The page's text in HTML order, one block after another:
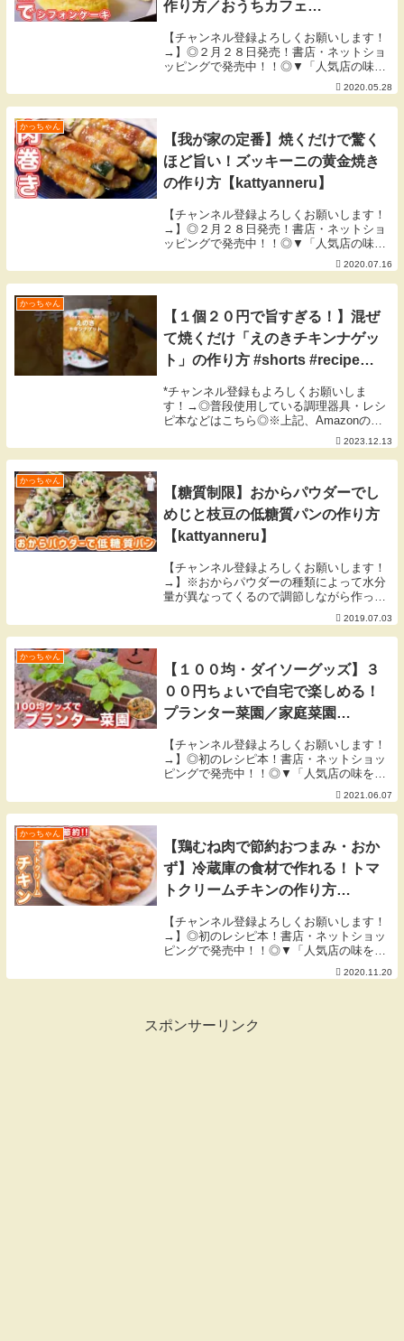
作り方／おうちカフェ
【チャンネル登録よろしくお願いします！
→】◎２月２８日発売！書店・ネットショ
ッピングで発売中！！◎▼「人気店の味を
おうちで！週末が楽しくなる再現ごはん」
▼【４月の目標】不必要な外出を避け、買
い占めをやめよう。 byかっちゃん▼今回
2020.05.28
かっちゃん
【我が家の定番】焼くだけで驚く
ほど旨い！ズッキーニの黄金焼き
の作り方【kattyanneru】
【チャンネル登録よろしくお願いします！
→】◎２月２８日発売！書店・ネットショ
ッピングで発売中！！◎▼「人気店の味を
おうちで！週末が楽しくなる再現ごはん」
▼【７月の目標】早寝早起き。夏バテ防
止。 byかっちゃん▼今回使用した材料
2020.07.16
かっちゃん
【１個２０円で旨すぎる！】混ぜ
て焼くだけ「えのきチキンナゲッ
ト」の作り方 #shorts #recipe
*チャンネル登録もよろしくお願いしま
す！→◎普段使用している調理器具・レシ
ピ本などはこちら◎※上記、Amazonの商
品リンクはアソシエイトリンクを使用して
います。【１２月の目標】一年、良い締め
くりを。 byかっちゃん▼今回使用した材
2023.12.13
かっちゃん
【糖質制限】おからパウダーでし
めじと枝豆の低糖質パンの作り方
【kattyanneru】
【チャンネル登録よろしくお願いします！
→】※おからパウダーの種類によって水分
量が異なってくるので調節しながら作って
みて下さい。▼今回使用した材料▼◎おか
らパウダーパン◎・おからパウダー 90g・
ラカント 10g・塩 3g・サイリウム 8g・...
2019.07.03
かっちゃん
【１００均・ダイソーグッズ】３
００円ちょいで自宅で楽しめる！
プランター菜園／家庭菜園
【チャンネル登録よろしくお願いします！
→】◎初のレシピ本！書店・ネットショッ
ピングで発売中！！◎▼「人気店の味をお
うちで！週末が楽しくなる再現ごはん」
▼【６月の目標】季節の変わり目に気をつ
けよう！ byかっちゃん大葉が好きすぎ
2021.06.07
かっちゃん
【鶏むね肉で節約おつまみ・おか
ず】冷蔵庫の食材で作れる！トマ
トクリームチキンの作り方
【チャンネル登録よろしくお願いします！
→】◎初のレシピ本！書店・ネットショッ
ピングで発売中！！◎▼「人気店の味をお
うちで！週末が楽しくなる再現ごはん」
▼【１１月の目標】プロジェクト進行中。
2020.11.20
スポンサーリンク